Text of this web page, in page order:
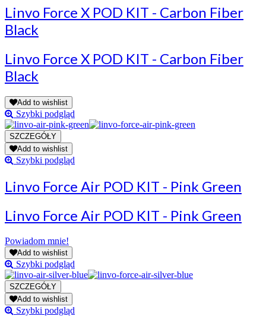
Linvo Force X POD KIT - Carbon Fiber
Black
Linvo Force X POD KIT - Carbon Fiber
Black
Add to wishlist
Szybki podgląd
Add to wishlist
Szybki podgląd
Linvo Force Air POD KIT - Pink Green
Linvo Force Air POD KIT - Pink Green
Powiadom mnie!
Add to wishlist
Szybki podgląd
Add to wishlist
Szybki podgląd